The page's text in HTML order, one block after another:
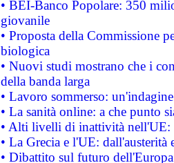
• BEI-Banco Popolare: 350
giovanile
• Proposta della Commissione
biologica
• Nuovi studi mostrano che i
della banda larga
• Lavoro sommerso:
• La sanità online: a che punto
• Alti livelli di inattività nell'UE:
• La Grecia e l'UE: dall'austerità
• Dibattito sul futuro